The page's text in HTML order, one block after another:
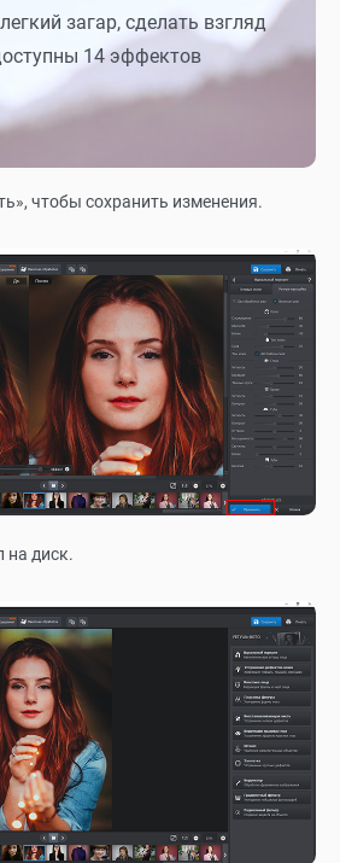
загар, сделать взгляд
14 эффектов
чтобы сохранить изменения.
на диск.